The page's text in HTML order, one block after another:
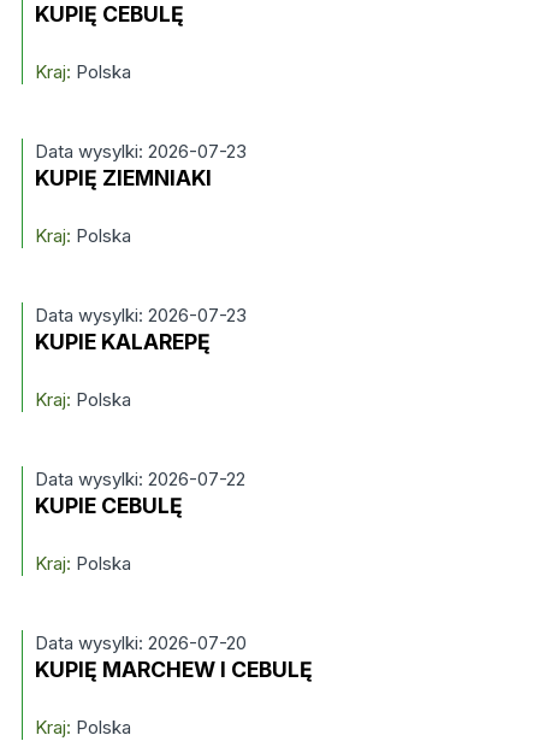
KUPIĘ CEBULĘ
Kraj: Polska
Data wysylki: 2026-07-23
KUPIĘ ZIEMNIAKI
Kraj: Polska
Data wysylki: 2026-07-23
KUPIE KALAREPĘ
Kraj: Polska
Data wysylki: 2026-07-22
KUPIE CEBULĘ
Kraj: Polska
Data wysylki: 2026-07-20
KUPIĘ MARCHEW I CEBULĘ
Kraj: Polska